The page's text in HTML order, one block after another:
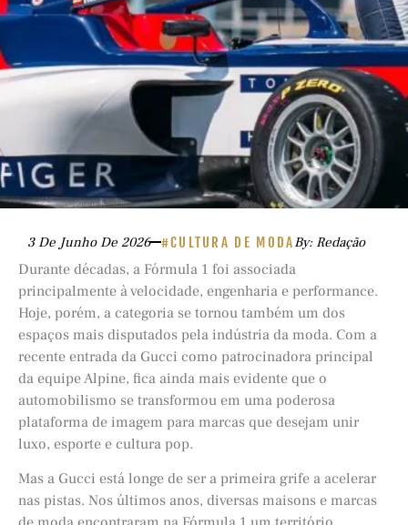
3 De Junho De 2026 #CULTURA DE MODABy: Redação
Durante décadas, a Fórmula 1 foi associada
principalmente à velocidade, engenharia e performance.
Hoje, porém, a categoria se tornou também um dos
espaços mais disputados pela indústria da moda. Com a
recente entrada da Gucci como patrocinadora principal
da equipe Alpine, fica ainda mais evidente que o
automobilismo se transformou em uma poderosa
plataforma de imagem para marcas que desejam unir
luxo, esporte e cultura pop.
Mas a Gucci está longe de ser a primeira grife a acelerar
nas pistas. Nos últimos anos, diversas maisons e marcas